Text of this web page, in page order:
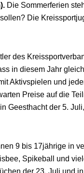
Die Sommerferien
Die
des
in diesem Jahr
Aktivspielen und
Preise auf die
Geesthacht der 5.
9 bis 17jährige in
Spikeball und
der 23. Juli und